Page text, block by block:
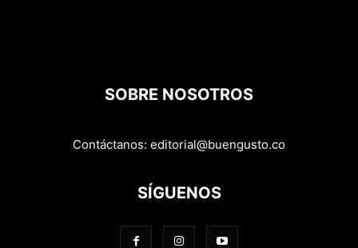
SOBRE NOSOTROS
Contáctanos: editorial@buengusto.co
SÍGUENOS